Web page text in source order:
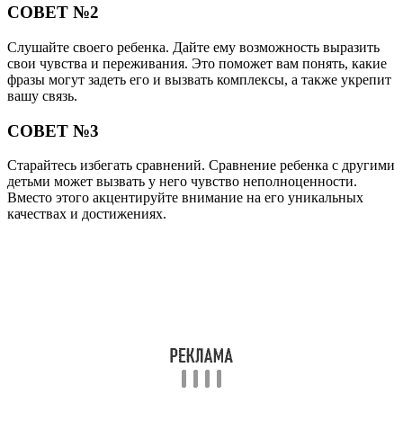
СОВЕТ №2
Слушайте своего ребенка. Дайте ему возможность выразить
свои чувства и переживания. Это поможет вам понять, какие
фразы могут задеть его и вызвать комплексы, а также укрепит
вашу связь.
СОВЕТ №3
Старайтесь избегать сравнений. Сравнение ребенка с другими
детьми может вызвать у него чувство неполноценности.
Вместо этого акцентируйте внимание на его уникальных
качествах и достижениях.